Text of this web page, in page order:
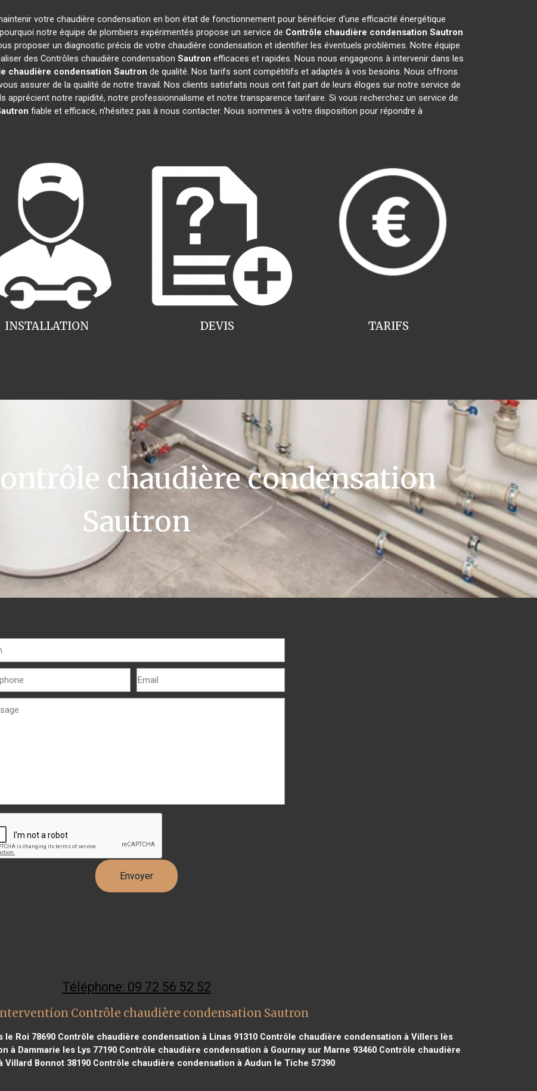
votre chaudière condensation en bon état de fonctionnement pour bénéficier d'une efficacité énergétique
notre équipe de plombiers expérimentés propose un service de Contrôle chaudière condensation Sautron
proposer un diagnostic précis de votre chaudière condensation et identifier les éventuels problèmes. Notre équipe
des Contrôles chaudière condensation Sautron efficaces et rapides. Nous nous engageons à intervenir dans les
chaudière condensation Sautron de qualité. Nos tarifs sont compétitifs et adaptés à vos besoins. Nous offrons
assurer de la qualité de notre travail. Nos clients satisfaits nous ont fait part de leurs éloges sur notre service de
apprécient notre rapidité, notre professionnalisme et notre transparence tarifaire. Si vous recherchez un service de
fiable et efficace, n'hésitez pas à nous contacter. Nous sommes à votre disposition pour répondre à
INSTALLATION TARIFS
DEVIS
chaudière condensation
Sautron
Téléphone: 09 72 56 52 52
Contrôle chaudière condensation Sautron
Roi 78690Contrôle chaudière condensation à Linas 91310Contrôle chaudière condensation à Villers lès
à Dammarie les Lys 77190 Contrôle chaudière condensation à Gournay sur Marne 93460 Contrôle chaudière
Villard Bonnot 38190 Contrôle chaudière condensation à Audun le Tiche 57390